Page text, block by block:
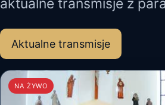
aktualne transmisje z
Aktualne transmisje
NA ŻYWO